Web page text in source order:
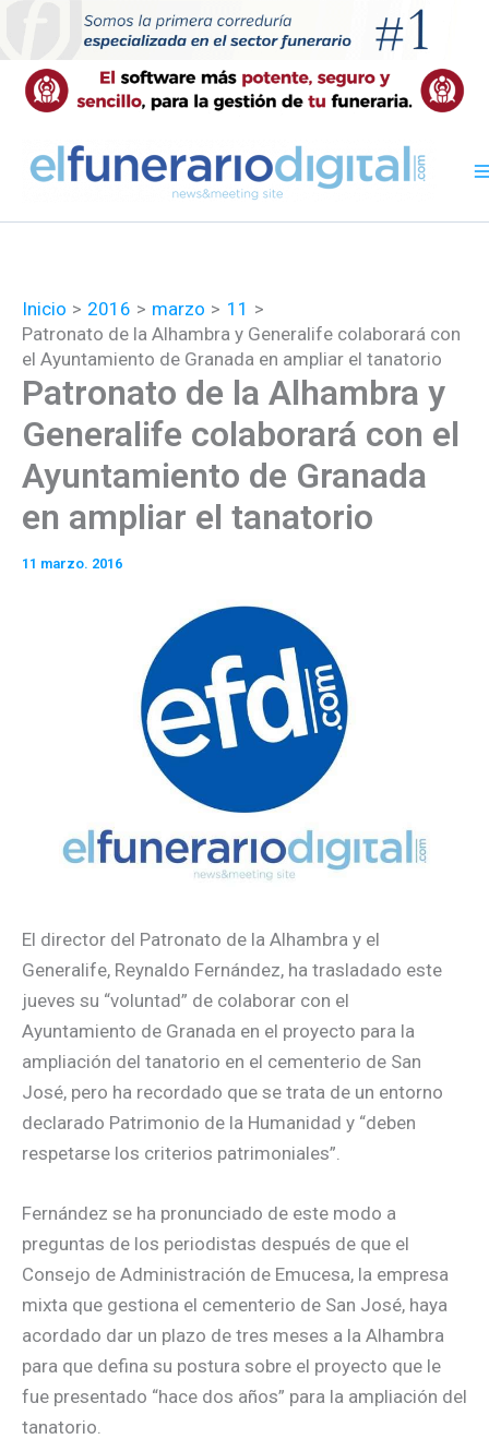
contenido
Inicio 2016 marzo
11
Patronato de la Alhambra y Generalife colaborará con
el Ayuntamiento de Granada en ampliar el tanatorio
Patronato de la Alhambra y
Generalife colaborará con el
Ayuntamiento de Granada
en ampliar el tanatorio
11 marzo. 2016
El director del Patronato de la Alhambra y el
Generalife, Reynaldo Fernández, ha trasladado este
jueves su “voluntad” de colaborar con el
Ayuntamiento de Granada en el proyecto para la
ampliación del tanatorio en el cementerio de San
José, pero ha recordado que se trata de un entorno
declarado Patrimonio de la Humanidad y “deben
respetarse los criterios patrimoniales”.
Fernández se ha pronunciado de este modo a
preguntas de los periodistas después de que el
Consejo de Administración de Emucesa, la empresa
mixta que gestiona el cementerio de San José, haya
acordado dar un plazo de tres meses a la Alhambra
para que defina su postura sobre el proyecto que le
fue presentado “hace dos años” para la ampliación del
tanatorio.